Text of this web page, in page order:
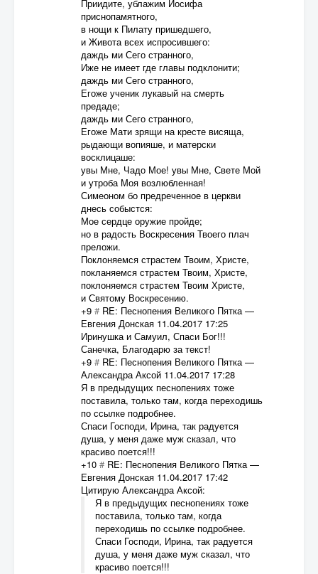
Приидите, ублажим Иосифа
приснопамятного,
в нощи к Пилату пришедшего,
и Живота всех испросившего:
даждь ми Сего странного,
Иже не имеет где главы подклонити;
даждь ми Сего странного,
Егоже ученик лукавый на смерть
предаде;
даждь ми Сего странного,
Егоже Мати зрящи на кресте висяща,
рыдающи вопияше, и матерски
восклицаше:
увы Мне, Чадо Мое! увы Мне, Свете Мой
и утроба Моя возлюбленная!
Симеоном бо предреченное в церкви
днесь собыстся:
Мое сердце оружие пройде;
но в радость Воскресения Твоего плач
преложи.
Поклоняемся страстем Твоим, Христе,
покланяемся страстем Твоим, Христе,
поклоняемся страстем Твоим Христе,
и Святому Воскресению.
+9 # RE: Песнопения Великого Пятка—
Евгения Донская 11.04.2017 17:25
Иринушка и Самуил, Спаси Бог!!!
Санечка, Благодарю за текст!
+9 # RE: Песнопения Великого Пятка—
Александра Аксой 11.04.2017 17:28
Я в предыдущих песнопениях тоже
поставила, только там, когда переходишь
по ссылке подробнее.
Спаси Господи, Ирина, так радуется
душа, у меня даже муж сказал, что
красиво поется!!!
+10 # RE: Песнопения Великого Пятка—
Евгения Донская 11.04.2017 17:42
Цитирую Александра Аксой:
Я в предыдущих песнопениях тоже
поставила, только там, когда
переходишь по ссылке подробнее.
Спаси Господи, Ирина, так радуется
душа, у меня даже муж сказал, что
красиво поется!!!